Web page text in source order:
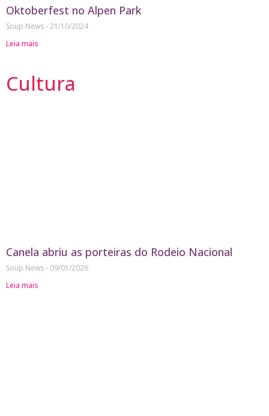
Oktoberfest no Alpen Park
Soup News 21/10/2024
Leia mais
Cultura
Canela abriu as porteiras do Rodeio Nacional
Soup News
09/01/2026
Leia mais